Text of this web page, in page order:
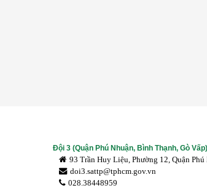
Đội 3 (Quận Phú Nhuận, Bình Thạnh, Gò Vấp)
93 Trần Huy Liệu, Phường 12, Quận Phú
doi3.sattp@tphcm.gov.vn
028.38448959